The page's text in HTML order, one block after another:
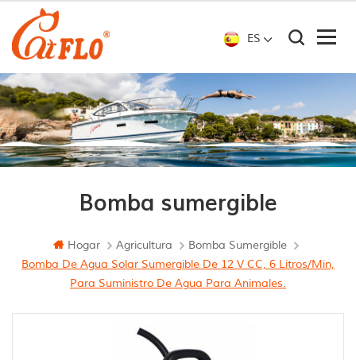
ES
Bomba sumergible
Hogar Agricultura
Bomba Sumergible
Bomba De Agua Solar Sumergible De 12 V CC, 6 Litros/min,
Para Suministro De Agua Para Animales.